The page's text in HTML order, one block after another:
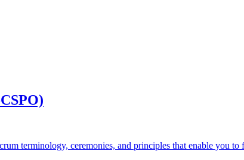
terminology, ceremonies, and principles that enable you